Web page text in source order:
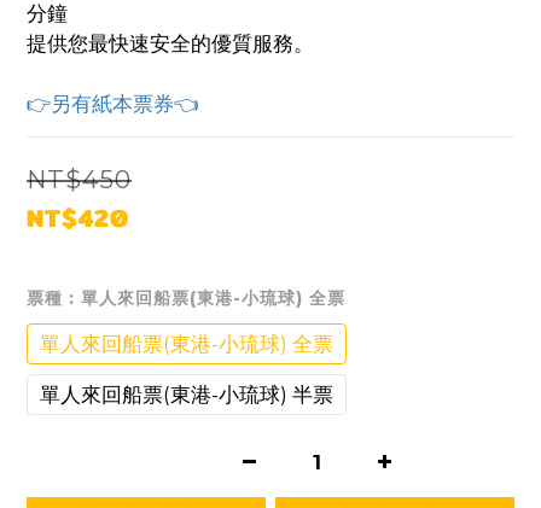
分鐘
提供您最快速安全的優質服務。
👉另有紙本票券👈
NT$450
NT$420
票種 : 單人來回船票(東港-小琉球) 全票
單人來回船票(東港-小琉球) 全票
單人來回船票(東港-小琉球) 半票